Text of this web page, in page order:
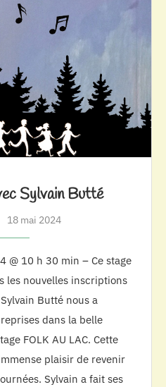
Sylvain Butté
18 mai 2024
10 h 30 min – Ce stage
les nouvelles inscriptions
Butté nous a
dans la belle
FOLK AU LAC. Cette
plaisir de revenir
Sylvain a fait ses